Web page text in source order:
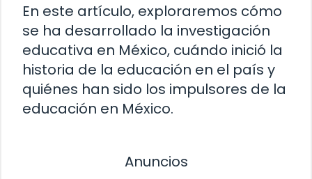
En este artículo, exploraremos cómo
se ha desarrollado la investigación
educativa en México, cuándo inició la
historia de la educación en el país y
quiénes han sido los impulsores de la
educación en México.
Anuncios